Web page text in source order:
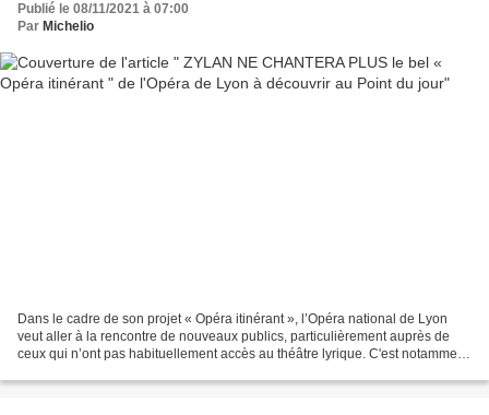
Publié le 08/11/2021 à 07:00
Par Michelio
Dans le cadre de son projet « Opéra itinérant », l’Opéra national de Lyon
veut aller à la rencontre de nouveaux publics, particulièrement auprès de
ceux qui n’ont pas habituellement accès au théâtre lyrique. C'est notamment